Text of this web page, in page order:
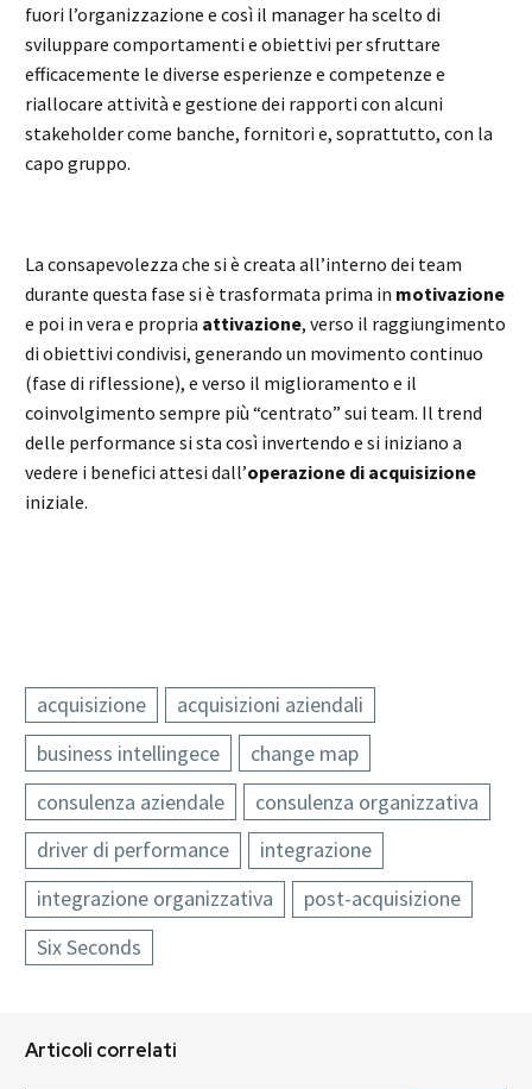
Articoli correlati
fuori l’organizzazione e così il manager ha scelto di
sviluppare comportamenti e obiettivi per sfruttare
efficacemente le diverse esperienze e competenze e
riallocare attività e gestione dei rapporti con alcuni
stakeholder come banche, fornitori e, soprattutto, con la
capo gruppo.
La consapevolezza che si è creata all’interno dei team
durante questa fase si è trasformata prima in motivazione
e poi in vera e propria attivazione, verso il raggiungimento
di obiettivi condivisi, generando un movimento continuo
(fase di riflessione), e verso il miglioramento e il
coinvolgimento sempre più “centrato” sui team. Il trend
delle performance si sta così invertendo e si iniziano a
vedere i benefici attesi dall’operazione di acquisizione
iniziale.
acquisizione
acquisizioni aziendali
business intellingece
change map
consulenza aziendale
consulenza organizzativa
driver di performance
integrazione
integrazione organizzativa
post-acquisizione
Six Seconds